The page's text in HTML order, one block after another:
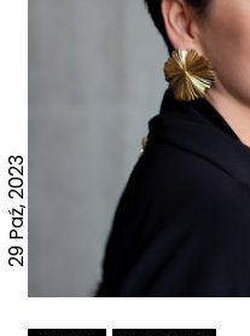
29 Paź, 2023